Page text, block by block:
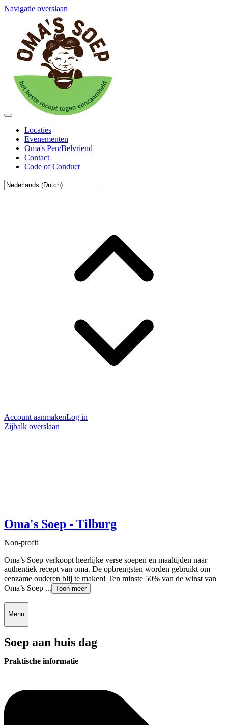
Navigatie overslaan
Locaties
Evenementen
Oma's Pen/Belvriend
Contact
Code of Conduct
Account aanmakenLog in
Zijbalk overslaan
Oma's Soep - Tilburg
Non-profit
Oma’s Soep verkoopt heerlijke verse soepen en maaltijden naar
authentiek recept van oma. De opbrengsten worden gebruikt om
eenzame ouderen blij te maken! Ten minste 50% van de winst van
Oma’s Soep ... Toon meer
Menu
Soep aan huis dag
Praktische informatie